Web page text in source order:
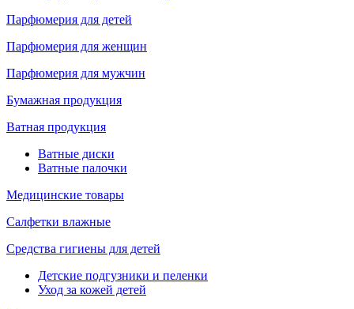
Парфюмерия для детей
Парфюмерия для женщин
Парфюмерия для мужчин
Бумажная продукция
Ватная продукция
Ватные диски
Ватные палочки
Медицинские товары
Салфетки влажные
Средства гигиены для детей
Детские подгузники и пеленки
Уход за кожей детей